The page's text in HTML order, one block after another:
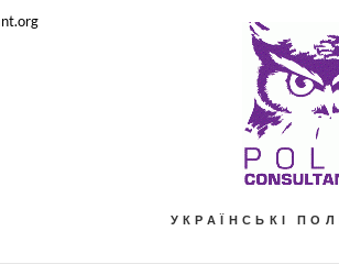
УКРАЇНСЬКІ